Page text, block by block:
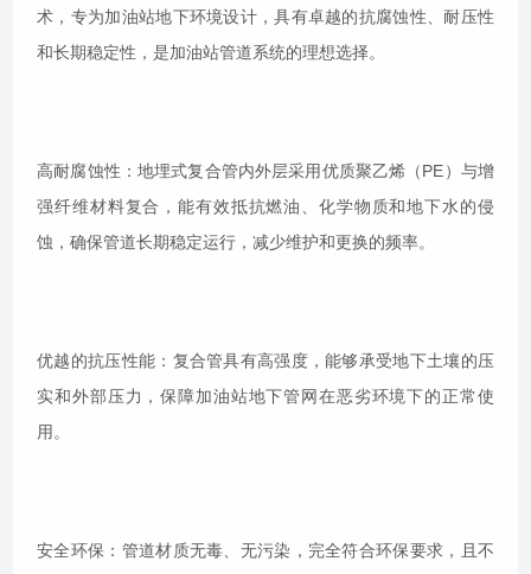
术，专为加油站地下环境设计，具有卓越的抗腐蚀性、耐压性
和长期稳定性，是加油站管道系统的理想选择。
高耐腐蚀性：地埋式复合管内外层采用优质聚乙烯（PE）与增
强纤维材料复合，能有效抵抗燃油、化学物质和地下水的侵
蚀，确保管道长期稳定运行，减少维护和更换的频率。
优越的抗压性能：复合管具有高强度，能够承受地下土壤的压
实和外部压力，保障加油站地下管网在恶劣环境下的正常使
用。
安全环保：管道材质无毒、无污染，完全符合环保要求，且不